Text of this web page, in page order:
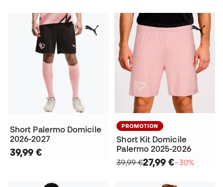
Short Palermo Domicile
2026-2027
39,99 €
PROMOTION
Short Kit Domicile
Palermo 2025-2026
39,99 €27,99 €−30%